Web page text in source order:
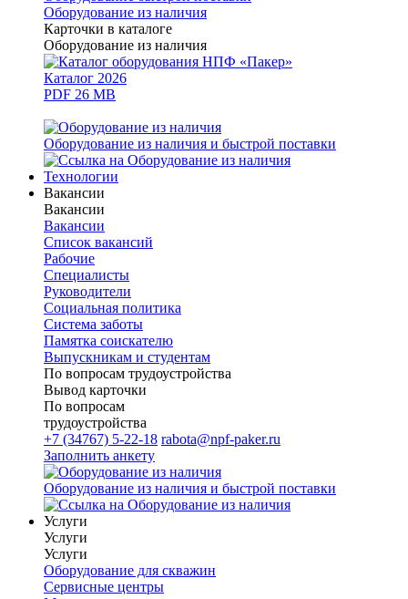
Оборудование из наличия
Карточки в каталоге
Оборудование из наличия
Каталог 2026
PDF 26 MB
Оборудование из наличия и быстрой поставки
Технологии
Вакансии
Вакансии
Вакансии
Список вакансий
Рабочие
Специалисты
Руководители
Cоциальная политика
Система заботы
Памятка соискателю
Выпускникам и студентам
По вопросам трудоустройства
Вывод карточки
По вопросам
трудоустройства
+7 (34767) 5-22-18 rabota@npf-paker.ru
Заполнить анкету
Оборудование из наличия и быстрой поставки
Услуги
Услуги
Услуги
Оборудование для скважин
Сервисные центры